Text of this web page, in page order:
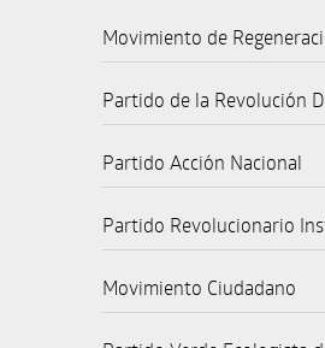
Movimiento de
Partido de la Revolución
Partido Acción Nacional
Partido Revolucionario
Movimiento Ciudadano